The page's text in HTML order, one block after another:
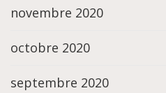
novembre 2020
octobre 2020
septembre 2020